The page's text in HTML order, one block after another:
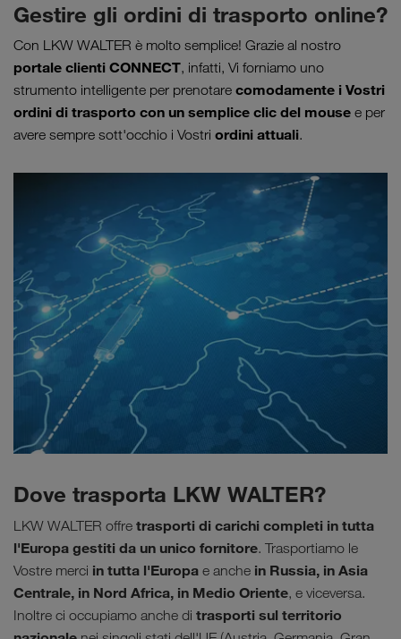
Gestire gli ordini di trasporto online?
Con LKW WALTER è molto semplice! Grazie al nostro
portale clienti CONNECT, infatti, Vi forniamo uno
strumento intelligente per prenotare comodamente i Vostri
ordini di trasporto con un semplice clic del mouse e per
avere sempre sott'occhio i Vostri ordini attuali.
Dove trasporta LKW WALTER?
LKW WALTER offre trasporti di carichi completi in tutta
l'Europa gestiti da un unico fornitore. Trasportiamo le
Vostre merci in tutta l'Europa e anche in Russia, in Asia
Centrale, in Nord Africa, in Medio Oriente, e viceversa.
Inoltre ci occupiamo anche di trasporti sul territorio